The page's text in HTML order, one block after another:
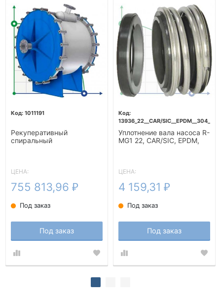
1011191
Рекуперативный
спиральный
ЦЕНА:
755 813,96 ₽
Под заказ
Под заказ
13936_22__CAR/
Уплотнение вала насоса R-
MG1 22, CAR/SIC, EPDM,
ЦЕНА:
4 159,31 ₽
Под заказ
Под заказ